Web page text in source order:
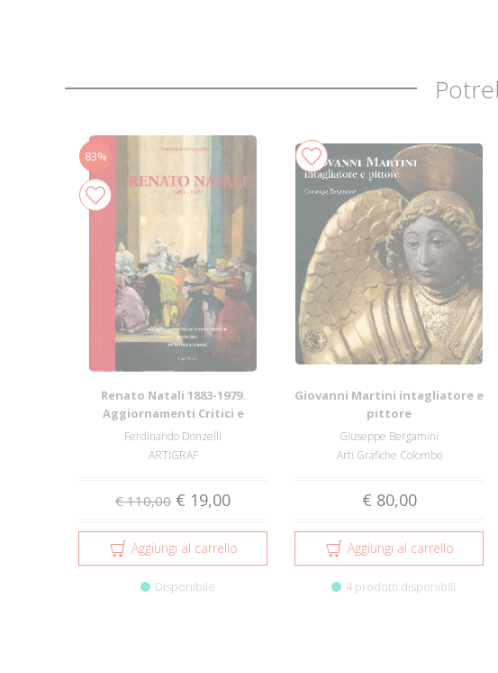
83%
Renato Natali 1883-1979.
Aggiornamenti Critici e
Documentari con ...
Ferdinando Donzelli
ARTIGRAF
€ 110,00 € 19,00
Aggiungi al carrello
Disponibile
Giovanni Martini intagliatore e
pittore
Giuseppe Bergamini
Arti Grafiche Colombo
€ 80,00
Aggiungi al carrello
4 prodotti disponibili